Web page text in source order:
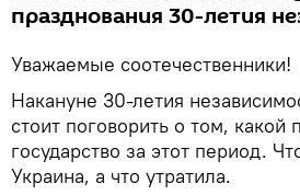
празднования 30-летия
Уважаемые соотечественники!
Накануне 30-летия
стоит поговорить о том,
государство за этот период.
Украина, а что утратила.